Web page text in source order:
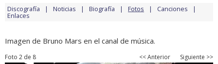
Discografía Noticias Biografía Fotos Canciones
Enlaces
Imagen de Bruno Mars en el canal de música.
Foto 2 de 8 << Anterior Siguiente >>